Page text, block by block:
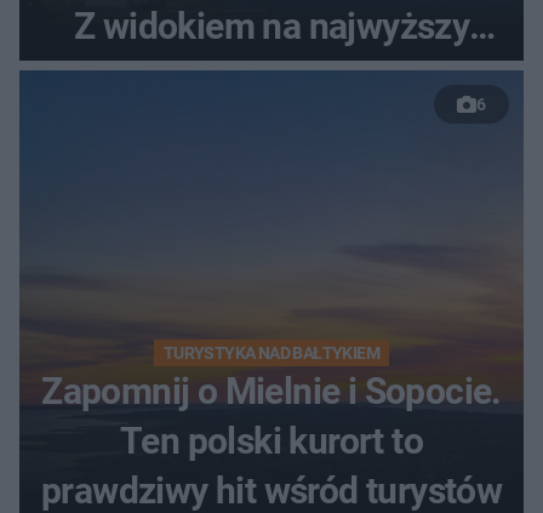
Z widokiem na najwyższy
szczyt Gór Świętokrzyskich
6
TURYSTYKA NAD BAŁTYKIEM
Zapomnij o Mielnie i Sopocie.
Ten polski kurort to
prawdziwy hit wśród turystów